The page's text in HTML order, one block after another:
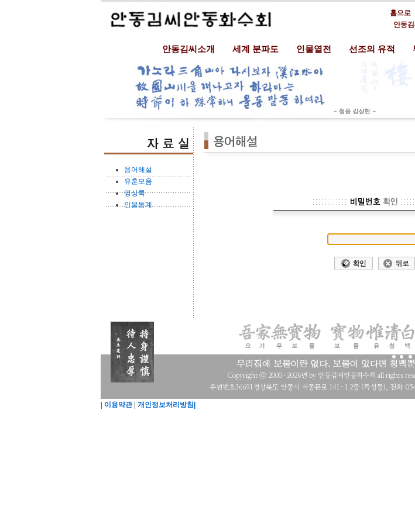
홈으로
안동
안동김씨소개 세계 분파도 인물열전 선조의 유적
용어해설
유훈모음
영상록
인물통계
이용약관| 개인정보처리방침|
Copyright ⓒ 2000-2026년 by 안동김씨안동화수회 all rights
우편번호36691경상북도 안동시 서동문로 141-1 2층 (목성동), 전화